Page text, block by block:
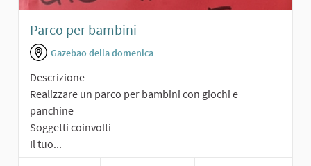
Parco per bambini
Gazebao della domenica
Descrizione
Realizzare un parco per bambini con giochi e
panchine
Soggetti coinvolti
Il tuo...